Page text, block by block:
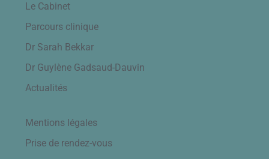
Le Cabinet
Parcours clinique
Dr Sarah Bekkar
Dr Guylène Gadsaud-Dauvin
Actualités
Mentions légales
Prise de rendez-vous